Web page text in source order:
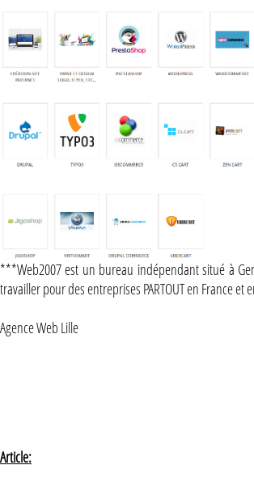
***Web2007 est un bureau indépendant situé à
travailler pour des entreprises PARTOUT en France et
Agence Web Lille
Article: